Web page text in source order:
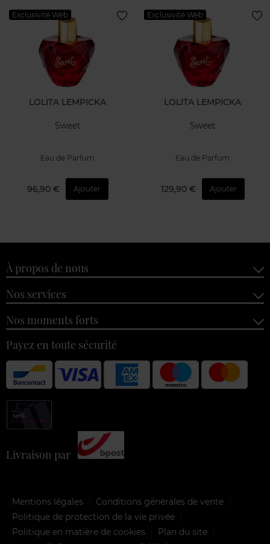
Exclusivité Web
LOLITA LEMPICKA
Sweet
Eau de Parfum
96,90 € Ajouter
Exclusivité Web
LOLITA LEMPICKA
Sweet
Eau de Parfum
129,90 € Ajouter
À propos de nous
Nos services
Nos moments forts
Payez en toute sécurité
Livraison par
Mentions légales
Conditions générales de vente
Politique de protection de la vie privée
Politique en matière de cookies
Plan du site